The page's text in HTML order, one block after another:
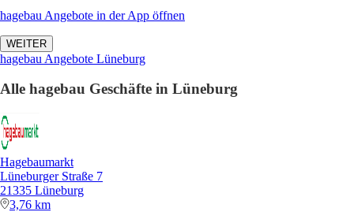
hagebau Angebote in der App öffnen
WEITER
hagebau Angebote Lüneburg
Alle hagebau Geschäfte in Lüneburg
Hagebaumarkt
Lüneburger Straße 7
21335 Lüneburg
3,76 km